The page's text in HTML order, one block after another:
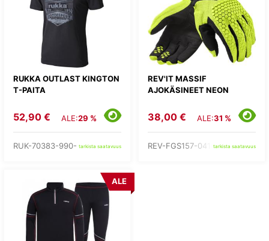
RUKKA OUTLAST KINGTON
T-PAITA
52,90 € ALE:29 %
RUK-70383-990- tarkista saatavuus
REV'IT MASSIF
AJOKÄSINEET NEON
38,00 € ALE:31 %
REV-FGS157-0410-tarkista saatavuus
ALE